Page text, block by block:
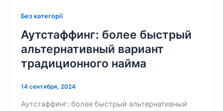
Без категорії
Аутстаффинг: более быстрый
альтернативный вариант
традиционного найма
14 сентября, 2024
Аутстаффинг: более быстрый альтернативный